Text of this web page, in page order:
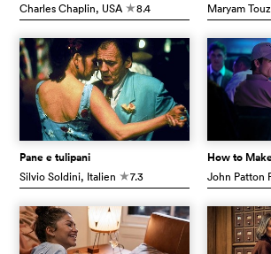
Charles Chaplin, USA c8.4 Maryam
Pane e tulipani
Silvio Soldini, Italien c7.3
How to
John Patton